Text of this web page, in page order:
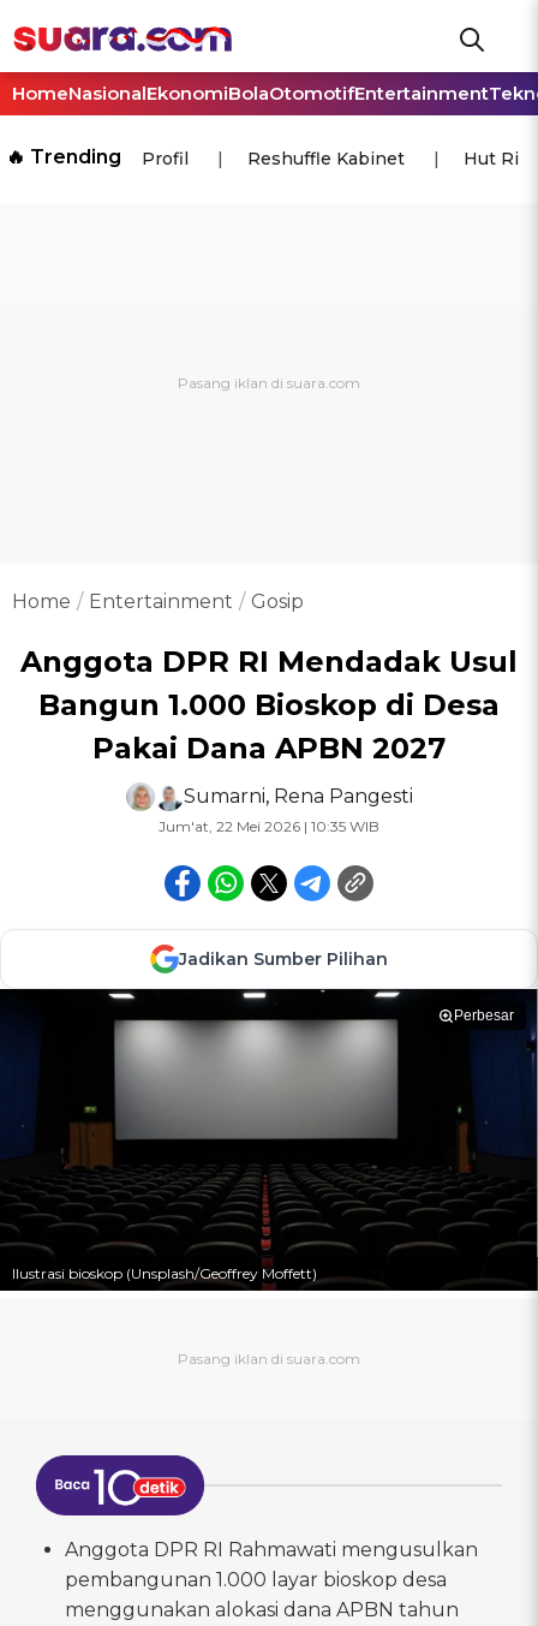
HomeNasionalEkonomiBolaOtomotifEntertainment
🔥 Trending Profil Reshuffle Kabinet Hut Ri
Home Entertainment Gosip
Anggota DPR RI Mendadak Usul
Bangun 1.000 Bioskop di Desa
Pakai Dana APBN 2027
Sumarni, Rena Pangesti
Jum'at, 22 Mei 2026 | 10:35 WIB
Jadikan Sumber Pilihan
Perbesar
Ilustrasi bioskop (Unsplash/Geoffrey Moffett)
Anggota DPR RI Rahmawati mengusulkan
pembangunan 1.000 layar bioskop desa
menggunakan alokasi dana APBN tahun